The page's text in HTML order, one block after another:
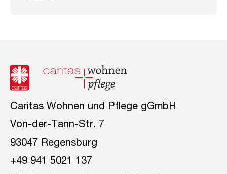
Caritas Wohnen und Pflege gGmbH
Von-der-Tann-Str. 7
93047 Regensburg
+49 941 5021 137